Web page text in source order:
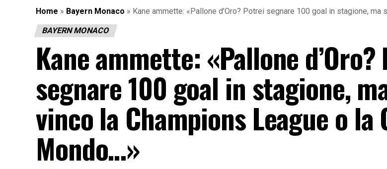
Home » Bayern Monaco » Kane ammette: «Pallone d’Oro? Potrei segnare 100 goal in stagione,
BAYERN MONACO
Kane ammette: «Pallone
segnare 100 goal in stagione,
vinco la Champions League o la
Mondo…»